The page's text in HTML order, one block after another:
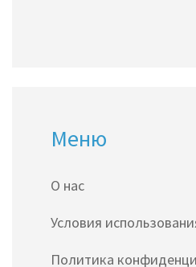
Меню
О нас
Условия
Политика